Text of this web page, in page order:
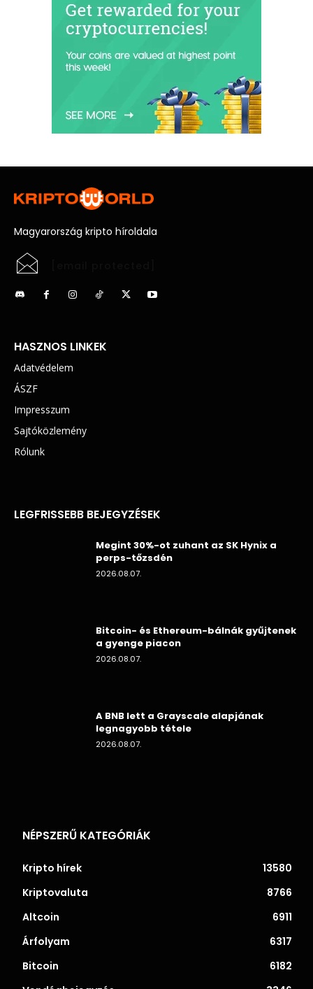
Magyarország kripto híroldala
HASZNOS LINKEK
Adatvédelem
ÁSZF
Impresszum
Sajtóközlemény
Rólunk
LEGFRISSEBB BEJEGYZÉSEK
Megint 30%-ot zuhant az SK Hynix a
perps-tőzsdén
2026.08.07.
Bitcoin- és Ethereum-bálnák gyűjtenek
a gyenge piacon
2026.08.07.
A BNB lett a Grayscale alapjának
legnagyobb tétele
2026.08.07.
NÉPSZERŰ KATEGÓRIÁK
Kripto hírek
13580
Kriptovaluta
8766
Altcoin
6911
Árfolyam
6317
Bitcoin
6182